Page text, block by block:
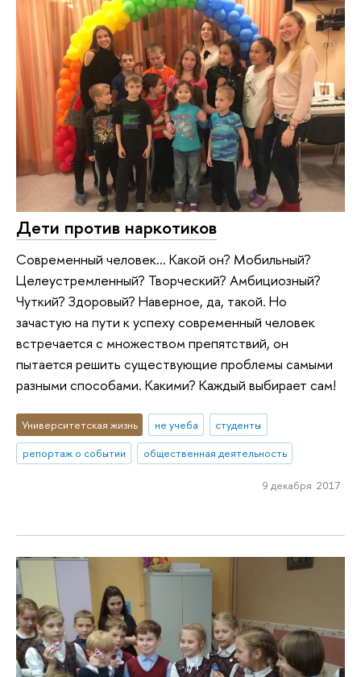
Дети против наркотиков
Современный человек… Какой он? Мобильный?
Целеустремленный? Творческий? Амбициозный?
Чуткий? Здоровый? Наверное, да, такой. Но
зачастую на пути к успеху современный человек
встречается с множеством препятствий, он
пытается решить существующие проблемы самыми
разными способами. Какими? Каждый выбирает сам!
Университетская жизнь не учеба
студенты
репортаж о событии
общественная деятельность
9 декабря 2017